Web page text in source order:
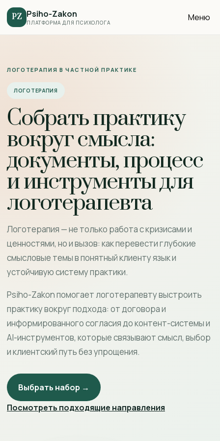
PZ Psiho-Zakon
ПЛАТФОРМА ДЛЯ ПСИХОЛОГА Меню
ЛОГОТЕРАПИЯ В ЧАСТНОЙ ПРАКТИКЕ
ЛОГОТЕРАПИЯ
Собрать практику
вокруг смысла:
документы, процесс
и инструменты для
логотерапевта
Логотерапия — не только работа с кризисами и
ценностями, но и вызов: как перевести глубокие
смысловые темы в понятный клиенту язык и
устойчивую систему практики.
Psiho-Zakon помогает логотерапевту выстроить
практику вокруг подхода: от договора и
информированного согласия до контент-системы и
AI-инструментов, которые связывают смысл, выбор
и клиентский путь без упрощения.
Выбрать набор →
Посмотреть подходящие направления